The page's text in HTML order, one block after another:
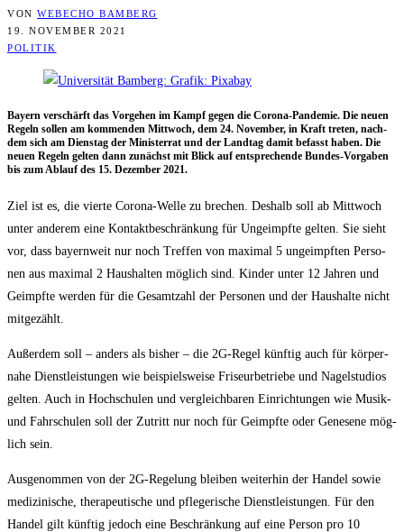
VON WEBECHO BAMBERG
19. NOVEMBER 2021
POLITIK
Bay­ern ver­schärft das Vor­ge­hen im Kampf gegen die Coro­na-Pan­de­mie. Die neu­en
Regeln sol­len am kom­men­den Mitt­woch, dem 24. Novem­ber, in Kraft tre­ten, nach­
dem sich am Diens­tag der Minis­ter­rat und der Land­tag damit befasst haben. Die
neu­en Regeln gel­ten dann zunächst mit Blick auf ent­spre­chen­de Bun­des-Vor­ga­ben
bis zum Ablauf des 15. Dezem­ber 2021.
Ziel ist es, die vier­te Coro­na-Wel­le zu bre­chen. Des­halb soll ab Mitt­woch
unter ande­rem eine Kon­takt­be­schrän­kung für Unge­impf­te gel­ten. Sie sieht
vor, dass bay­ern­weit nur noch Tref­fen von maxi­mal 5 unge­impf­ten Per­so­
nen aus maxi­mal 2 Haus­hal­ten mög­lich sind. Kin­der unter 12 Jah­ren und
Geimpf­te wer­den für die Gesamt­zahl der Per­so­nen und der Haus­hal­te nicht
mitgezählt.
Außer­dem soll – anders als bis­her – die 2G-Regel künf­tig auch für kör­per­
na­he Dienst­leis­tun­gen wie bei­spiels­wei­se Fri­seur­be­trie­be und Nagel­stu­di­os
gel­ten. Auch in Hoch­schu­len und ver­gleich­ba­ren Ein­rich­tun­gen wie Musik-
und Fahr­schu­len soll der Zutritt nur noch für Geimpf­te oder Gene­se­ne mög­
lich sein.
Aus­ge­nom­men von der 2G-Rege­lung blei­ben wei­ter­hin der Han­del sowie
medi­zi­ni­sche, the­ra­peu­ti­sche und pfle­ge­ri­sche Dienst­leis­tun­gen. Für den
Han­del gilt künf­tig jedoch eine Beschrän­kung auf eine Per­son pro 10